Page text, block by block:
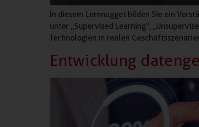
In diesem Lernnugget bilden Sie ein
unter „Supervised Learning“,
Technologien in realen
Entwicklung